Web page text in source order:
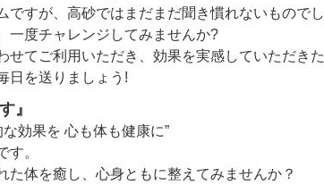
ですが、高砂ではまだまだ聞き慣れないものでし
一度チャレンジしてみませんか?
せてご利用いただき、効果を実感していただきた
日を送りましょう!
』
効果を 心も体も健康に”
す。
た体を癒し、心身ともに整えてみませんか？